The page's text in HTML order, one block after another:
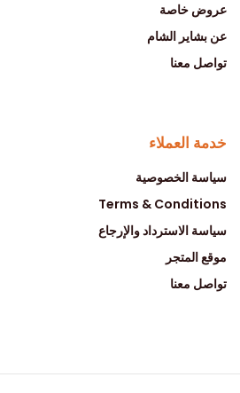
عروض خاصة
عن بشاير الشام
تواصل معنا
خدمة العملاء
سياسة الخصوصية
Terms & Conditions
سياسة الاسترداد والإرجاع
موقع المتجر
تواصل معنا